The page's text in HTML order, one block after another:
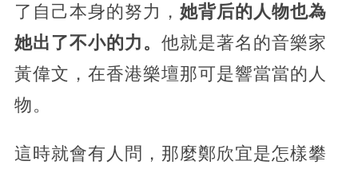
了自己本身的努力， 她背后的人物也為
她出了不小的力。 他就是著名的音樂家
黃偉文，在香港樂壇那可是響當當的人
物。
這時就會有人問，那麼鄭欣宜是怎樣攀